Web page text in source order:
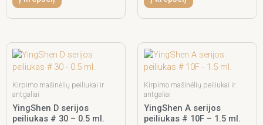
Kirpimo mašinėlių peiliukai ir
antgaliai
YingShen D serijos
peiliukas # 30 – 0.5 ml.
Kirpimo mašinėlių peiliukai ir
antgaliai
YingShen A serijos
peiliukas # 10F – 1.5 ml.